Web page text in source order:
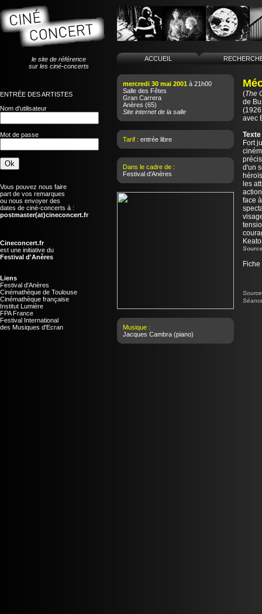
le site de référence
sur les ciné-concerts
ENTRÉE DES ARTISTES
Nom d'utilisateur
Mot de passe
Vous pouvez nous faire
part de vos remarques
ou nous envoyer des
dates de ciné-concerts à :
postmaster(at)cineconcert.fr
Cineconcert.fr
est une initiative du
Festival d'Anères
Liens
Festival d'Anères
Cinémathèque de Toulouse
Cinémathèque française
Institut Lumière
FPA France
Festival International
des Musiques d'Ecran
ACCUEIL
mercredi 30 mai 2001 à 21h00
Salle des Fêtes
Gran Carrera
Anères (65)
Site internet de la salle
Tarif : entrée libre
Dans le cadre de :
Festival d'Anères
Musique :
Jacques Cambra (piano)
(The
de
avec
Fort
d'un
les
face